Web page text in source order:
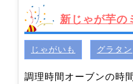
新じゃが芋の
じゃがいも グラタン
調理時間オーブンの時